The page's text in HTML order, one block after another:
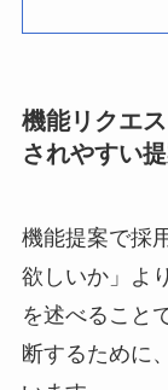
機能リクエ
されやすい
機能提案で採
欲しいか」よ
を述べること
断するために